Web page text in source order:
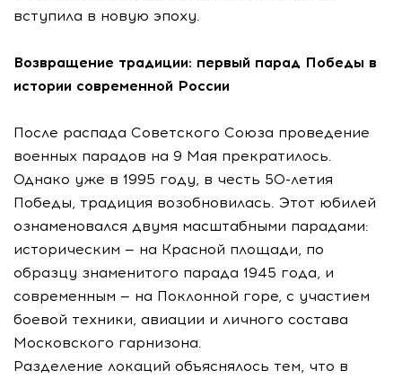
вступила в новую эпоху.
Возвращение традиции: первый парад Победы в
истории современной России
После распада Советского Союза проведение
военных парадов на 9 Мая прекратилось.
Однако уже в 1995 году, в честь 50-летия
Победы, традиция возобновилась. Этот юбилей
ознаменовался двумя масштабными парадами:
историческим — на Красной площади, по
образцу знаменитого парада 1945 года, и
современным — на Поклонной горе, с участием
боевой техники, авиации и личного состава
Московского гарнизона.
Разделение локаций объяснялось тем, что в